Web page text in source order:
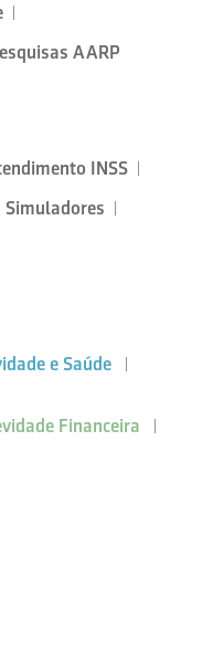
AARP
INSS
Simuladores
e Saúde
Financeira